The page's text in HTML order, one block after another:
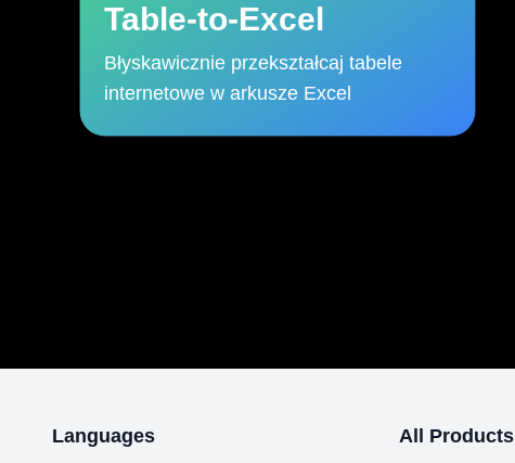
Table-to-Excel
Błyskawicznie przekształcaj tabele
internetowe w arkusze Excel
Languages All Products